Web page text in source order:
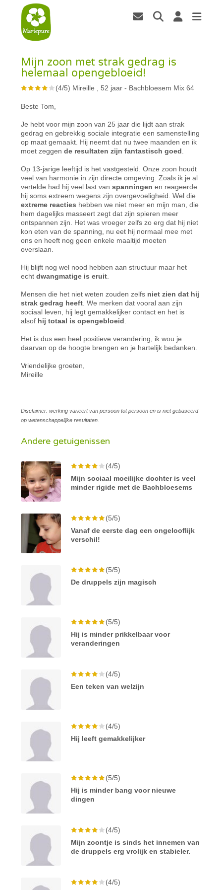
Mijn zoon met strak gedrag is
helemaal opengebloeid!
(4/5) Mireille , 52 jaar - Bachbloesem Mix 64
Beste Tom,
Je hebt voor mijn zoon van 25 jaar die lijdt aan strak
gedrag en gebrekkig sociale integratie een samenstelling
op maat gemaakt. Hij neemt dat nu twee maanden en ik
moet zeggende resultaten zijn fantastisch goed
Op 13-jarige leeftijd is het vastgesteld. Onze zoon houdt
veel van harmonie in zijn directe omgeving. Zoals ik je al
vertelde had hij veel last vanspanningen en reageerde
hij soms extreem wegens zijn overgevoeligheid. Wel die
extreme reacties hebben we niet meer en mijn man, die
hem dagelijks masseert zegt dat zijn spieren meer
ontspannen zijn. Het was vroeger zelfs zo erg dat hij niet
kon eten van de spanning, nu eet hij normaal mee met
ons en heeft nog geen enkele maaltijd moeten
overslaan.
Hij blijft nog wel nood hebben aan structuur maar het
echtdwangmatige is eruit
Mensen die het niet weten zouden zelfs niet zien dat hij
strak gedrag heeft . We merken dat vooral aan zijn
sociaal leven, hij legt gemakkelijker contact en het is
alsof hij totaal is opengebloeid
Het is dus een heel positieve verandering, ik wou je
daarvan op de hoogte brengen en je hartelijk bedanken.
Vriendelijke groeten,
Mireille
Disclaimer: werking varieert van persoon tot persoon en is niet gebaseerd
op wetenschappelijke resultaten.
Andere getuigenissen
(4/5)
Mijn sociaal moeilijke dochter is veel
minder rigide met de Bachbloesems
(5/5)
Vanaf de eerste dag een ongelooflijk
verschil!
(5/5)
De druppels zijn magisch
(5/5)
Hij is minder prikkelbaar voor
veranderingen
(4/5)
Een teken van welzijn
(4/5)
Hij leeft gemakkelijker
(5/5)
Hij is minder bang voor nieuwe
dingen
(4/5)
Mijn zoontje is sinds het innemen van
de druppels erg vrolijk en stabieler.
(4/5)